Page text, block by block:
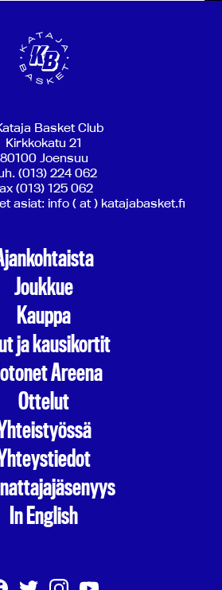
Basket Club
Kirkkokatu 21
80100 Joensuu
(013) 224 062
(013) 125 062
asiat: info ( at ) katajabasket.fi
Joukkue
Kauppa
ja kausikortit
Areena
Ottelut
In English